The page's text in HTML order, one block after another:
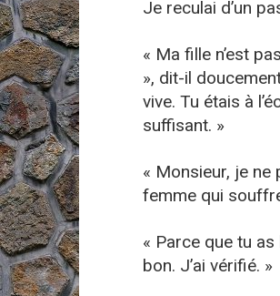
Je reculai d’un
« Ma fille n’est
», dit-il
vive. Tu étais à
suffisant. »
« Monsieur, je ne
femme qui
« Parce que tu
bon. J’ai vérifié. »